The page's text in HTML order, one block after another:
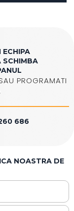
ECHIPA
SCHIMBA
PROGRAMATI
686
NOASTRA DE